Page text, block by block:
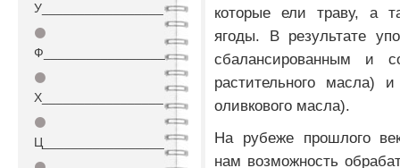
У_________________
⚫
Ф_________________
⚫
Х_________________
⚫
Ц_________________
которые ели траву, а
ягоды. В результате
сбалансированным и
растительного
оливкового масла).
На рубеже прошлого
нам возможность